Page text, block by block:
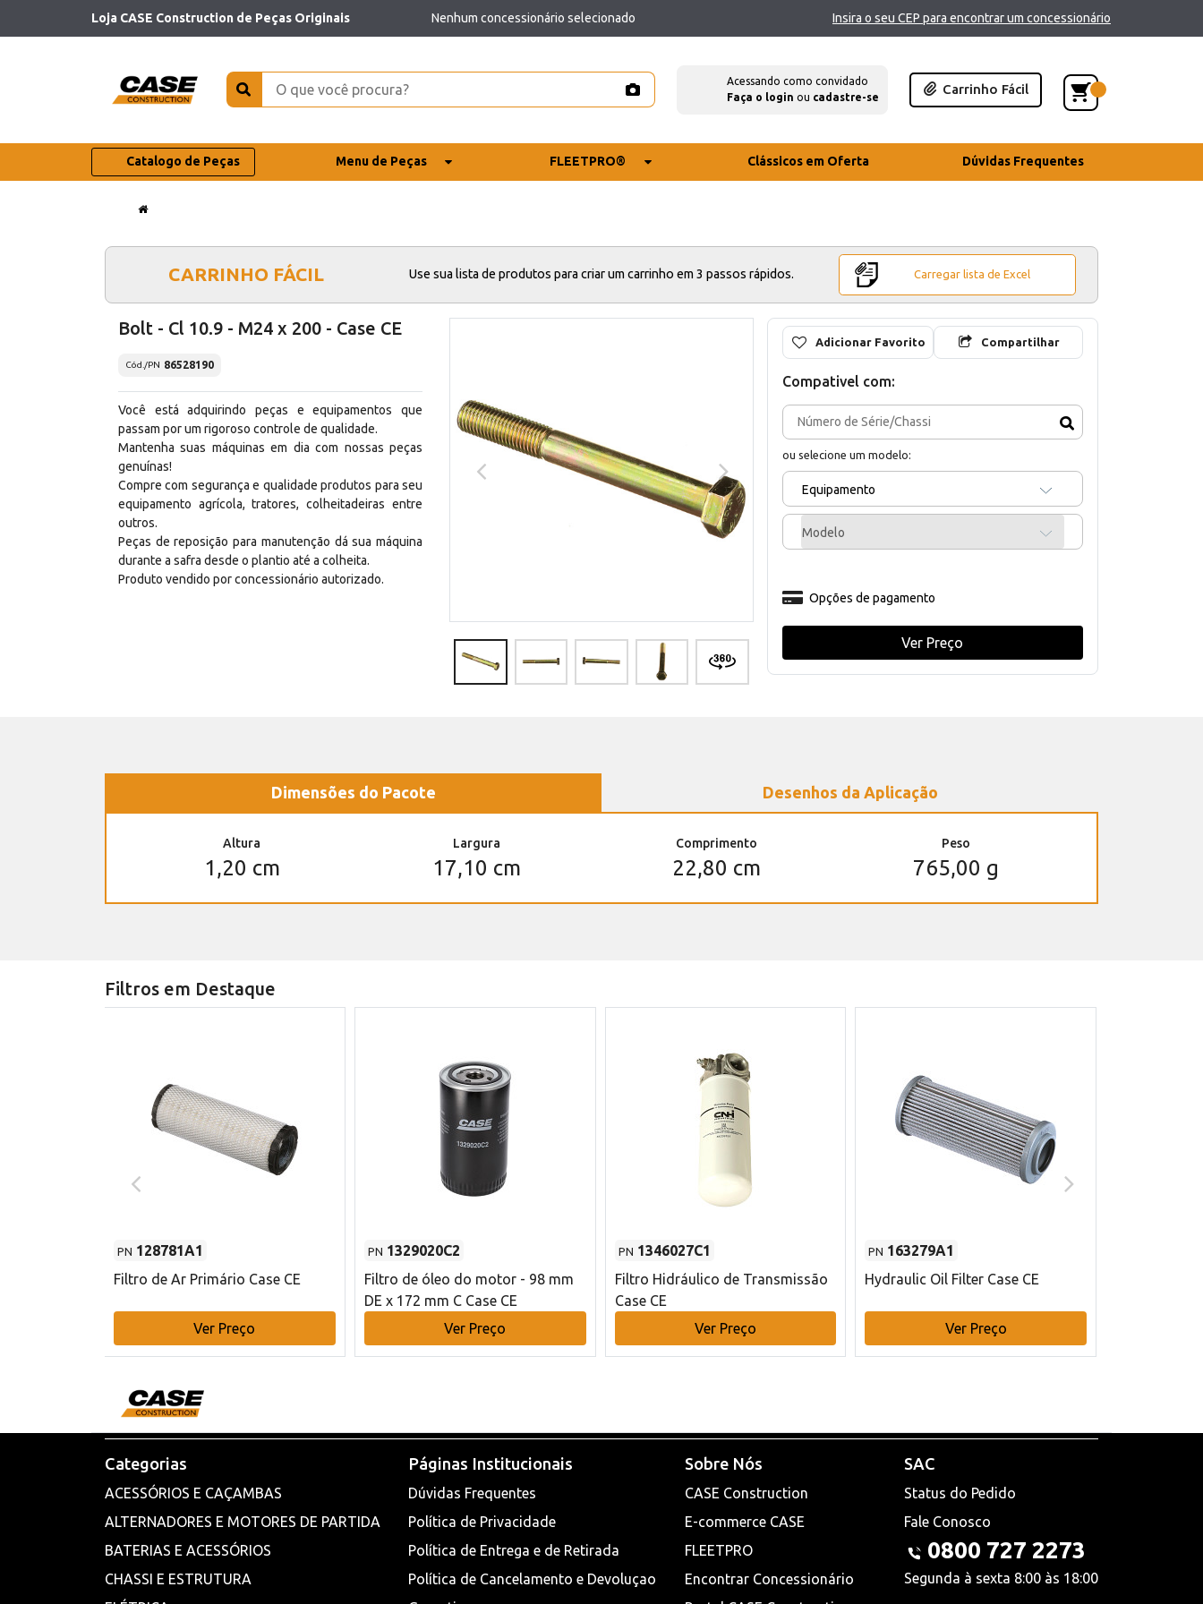
Loja CASE Construction de Peças Originais Nenhum concessionário selecionado Insira o seu CEP para encontrar um concessionário
Acessando como convidado
Faça o login ou cadastre-se
Carrinho Fácil
Catalogo de Peças Menu de Peças FLEETPRO® Clássicos em Oferta Dúvidas Frequentes
CARRINHO FÁCIL Use sua lista de produtos para criar um carrinho em 3 passos rápidos. Carregar lista de Excel
Bolt - Cl 10.9 - M24 x 200 - Case CE
Cód./PN 86528190
Você está adquirindo peças e equipamentos que
passam por um rigoroso controle de qualidade.
Mantenha suas máquinas em dia com nossas peças
genuínas!
Compre com segurança e qualidade produtos para seu
equipamento agrícola, tratores, colheitadeiras entre
outros.
Peças de reposição para manutenção dá sua máquina
durante a safra desde o plantio até a colheita.
Produto vendido por concessionário autorizado.
Adicionar Favorito Compartilhar
Compativel com:
ou selecione um modelo:
Equipamento
Modelo
Opções de pagamento
Ver Preço
Dimensões do Pacote Desenhos da Aplicação
Altura
1,20 cm
Largura
17,10 cm
Comprimento
22,80 cm
Peso
765,00 g
Filtros em Destaque
PN 128781A1
Filtro de Ar Primário Case CE
Ver Preço
PN 1329020C2
Filtro de óleo do motor - 98 mm
DE x 172 mm C Case CE
Ver Preço
PN 1346027C1
Filtro Hidráulico de Transmissão
Case CE
Ver Preço
PN 163279A1
Hydraulic Oil Filter Case CE
Ver Preço
Categorias
ACESSÓRIOS E CAÇAMBAS
ALTERNADORES E MOTORES DE PARTIDA
BATERIAS E ACESSÓRIOS
CHASSI E ESTRUTURA
Páginas Institucionais
Dúvidas Frequentes
Política de Privacidade
Política de Entrega e de Retirada
Política de Cancelamento e Devoluçao
Sobre Nós
CASE Construction
E-commerce CASE
FLEETPRO
Encontrar Concessionário
SAC
Status do Pedido
Fale Conosco
0800 727 2273
Segunda à sexta 8:00 às 18:00